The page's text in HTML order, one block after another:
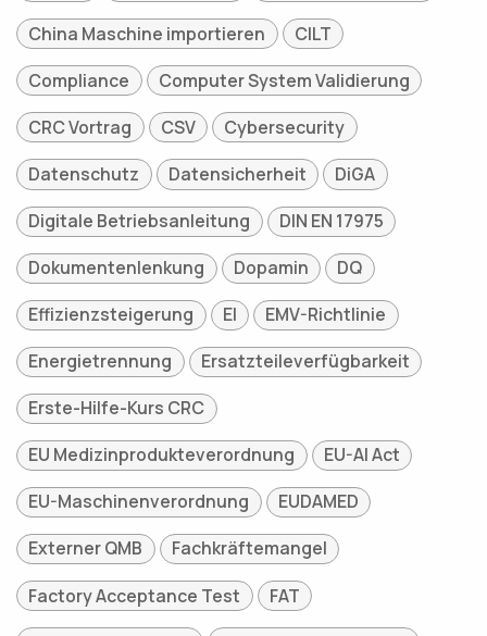
China Maschine importieren
CILT
Compliance
Computer System Validierung
CRC Vortrag
CSV
Cybersecurity
Datenschutz
Datensicherheit
DiGA
Digitale Betriebsanleitung
DIN EN 17975
Dokumentenlenkung
Dopamin
DQ
Effizienzsteigerung
EI
EMV-Richtlinie
Energietrennung
Ersatzteileverfügbarkeit
Erste-Hilfe-Kurs CRC
EU Medizinprodukteverordnung
EU-AI Act
EU-Maschinenverordnung
EUDAMED
Externer QMB
Fachkräftemangel
Factory Acceptance Test
FAT